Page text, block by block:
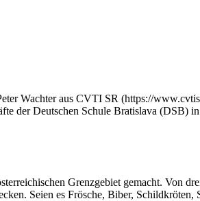
Wachter aus CVTI SR (https://
der Deutschen Schule Bratislava (DSB)
Grenzgebiet gemacht. Von
Seien es Frösche, Biber, Schildkröten,